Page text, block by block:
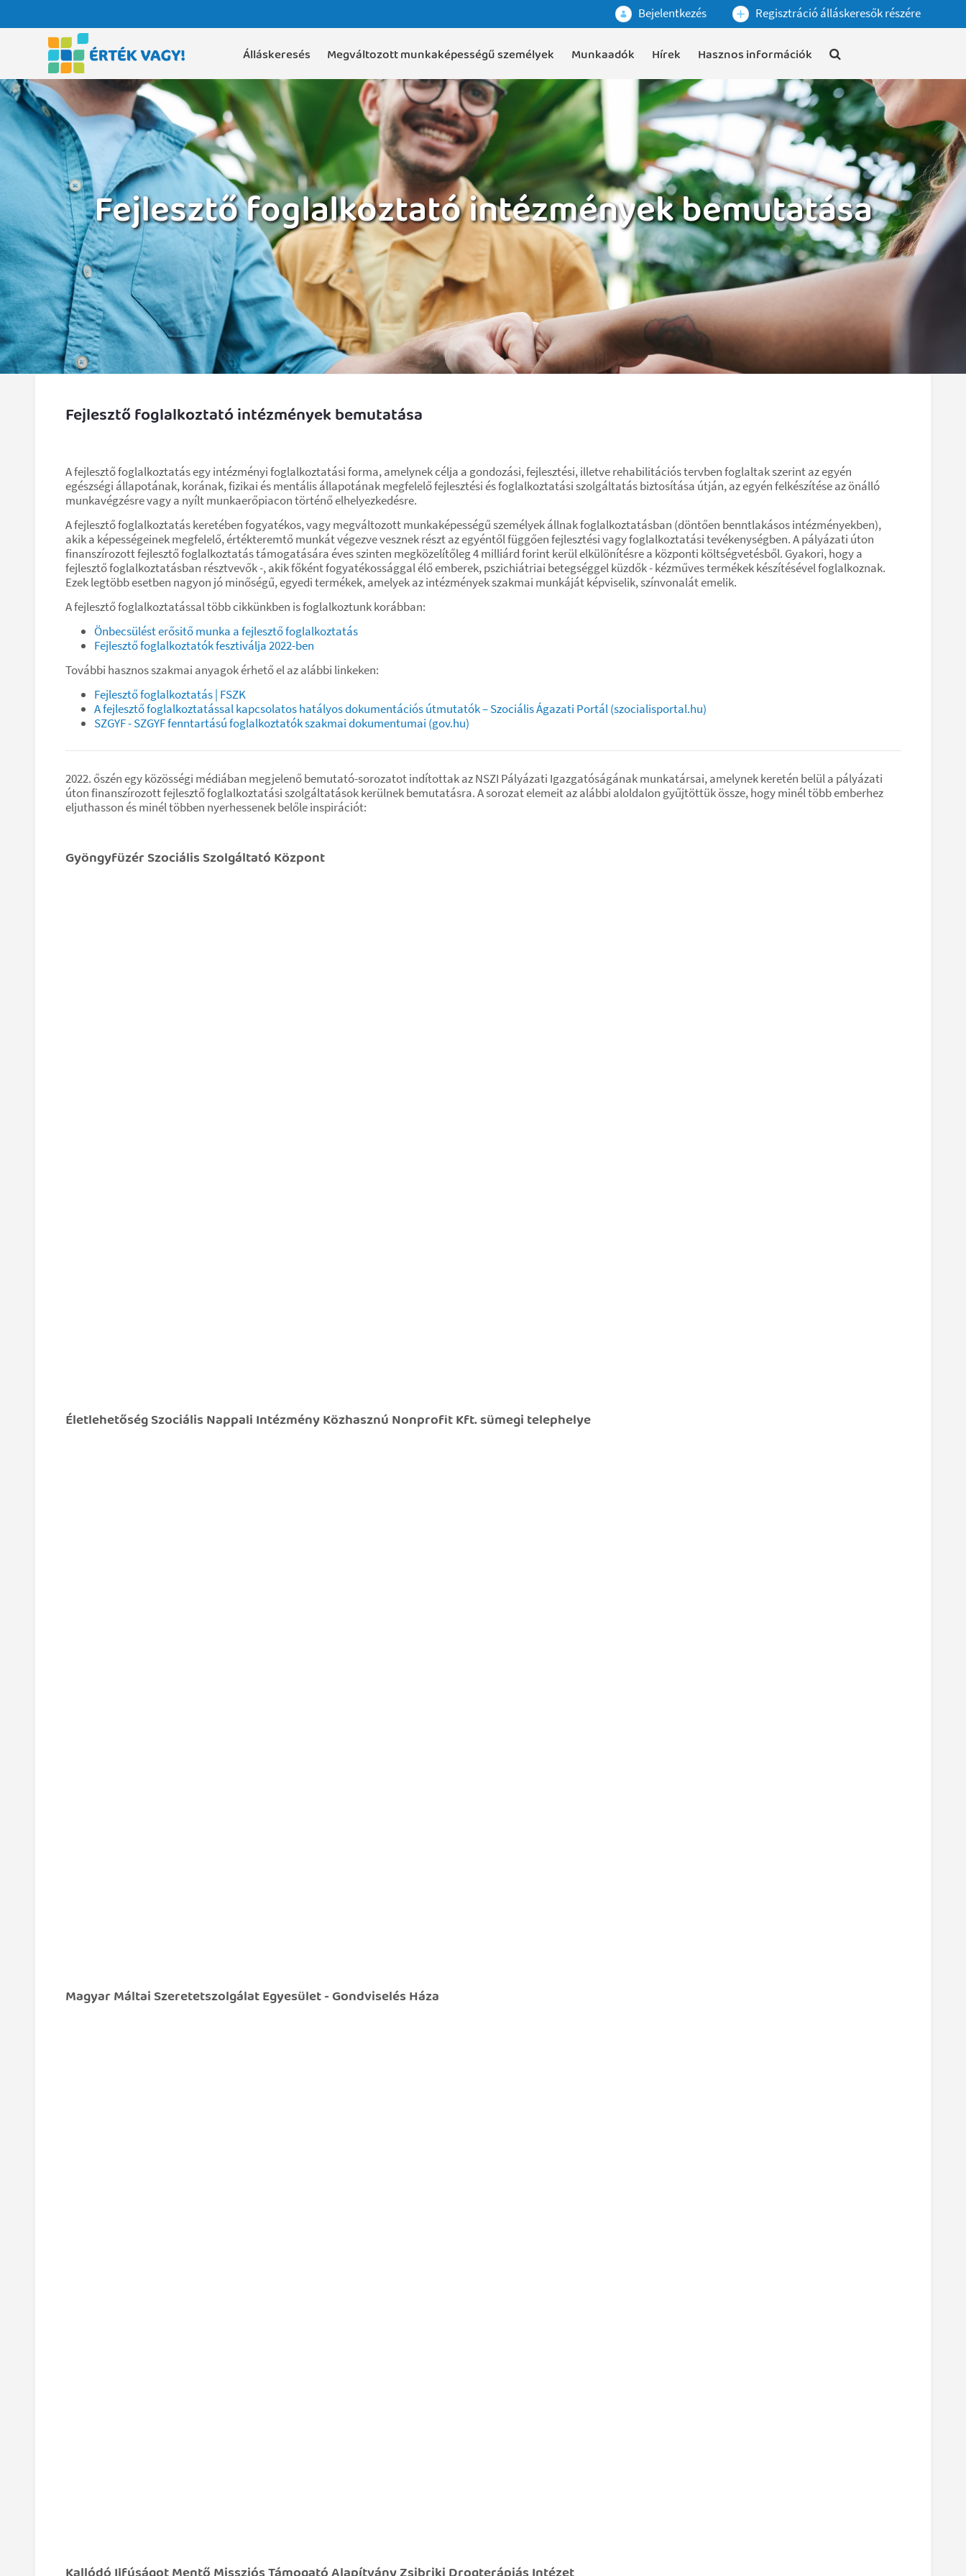
Bejelentkezés Regisztráció álláskeresők részére
Álláskeresés Megváltozott munkaképességű személyek Munkaadók Hírek Hasznos információk
Fejlesztő foglalkoztató intézmények bemutatása
Fejlesztő foglalkoztató intézmények bemutatása
A fejlesztő foglalkoztatás egy intézményi foglalkoztatási forma, amelynek célja a gondozási, fejlesztési, illetve rehabilitációs tervben foglaltak szerint az egyén
egészségi állapotának, korának, fizikai és mentális állapotának megfelelő fejlesztési és foglalkoztatási szolgáltatás biztosítása útján, az egyén felkészítése az önálló
munkavégzésre vagy a nyílt munkaerőpiacon történő elhelyezkedésre.
A fejlesztő foglalkoztatás keretében fogyatékos, vagy megváltozott munkaképességű személyek állnak foglalkoztatásban (döntően benntlakásos intézményekben),
akik a képességeinek megfelelő, értékteremtő munkát végezve vesznek részt az egyéntől függően fejlesztési vagy foglalkoztatási tevékenységben. A pályázati úton
finanszírozott fejlesztő foglalkoztatás támogatására éves szinten megközelítőleg 4 milliárd forint kerül elkülönítésre a központi költségvetésből. Gyakori, hogy a
fejlesztő foglalkoztatásban résztvevők -, akik főként fogyatékossággal élő emberek, pszichiátriai betegséggel küzdők - kézműves termékek készítésével foglalkoznak.
Ezek legtöbb esetben nagyon jó minőségű, egyedi termékek, amelyek az intézmények szakmai munkáját képviselik, színvonalát emelik.
A fejlesztő foglalkoztatással több cikkünkben is foglalkoztunk korábban:
Önbecsülést erősitő munka a fejlesztő foglalkoztatás
Fejlesztő foglalkoztatók fesztiválja 2022-ben
További hasznos szakmai anyagok érhető el az alábbi linkeken:
Fejlesztő foglalkoztatás | FSZK
A fejlesztő foglalkoztatással kapcsolatos hatályos dokumentációs útmutatók – Szociális Ágazati Portál (szocialisportal.hu)
SZGYF - SZGYF fenntartású foglalkoztatók szakmai dokumentumai (gov.hu)
2022. őszén egy közösségi médiában megjelenő bemutató-sorozatot indítottak az NSZI Pályázati Igazgatóságának munkatársai, amelynek keretén belül a pályázati
úton finanszírozott fejlesztő foglalkoztatási szolgáltatások kerülnek bemutatásra. A sorozat elemeit az alábbi aloldalon gyűjtöttük össze, hogy minél több emberhez
eljuthasson és minél többen nyerhessenek belőle inspirációt:
Gyöngyfüzér Szociális Szolgáltató Központ
Életlehetőség Szociális Nappali Intézmény Közhasznú Nonprofit Kft. sümegi telephelye
Magyar Máltai Szeretetszolgálat Egyesület - Gondviselés Háza